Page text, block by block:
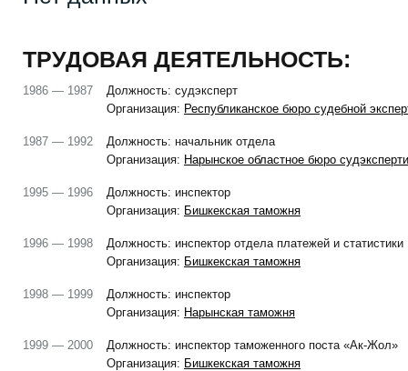
ТРУДОВАЯ ДЕЯТЕЛЬНОСТЬ:
1986 — 1987
Должность: судэксперт
Организация: Республиканское бюро судебной
1987 — 1992
Должность: начальник отдела
Организация: Нарынское областное бюро
1995 — 1996
Должность: инспектор
Организация: Бишкекская таможня
1996 — 1998
Должность: инспектор отдела платежей и статистики
Организация: Бишкекская таможня
1998 — 1999
Должность: инспектор
Организация: Нарынская таможня
1999 — 2000
Должность: инспектор таможенного поста «Ак-Жол»
Организация: Бишкекская таможня